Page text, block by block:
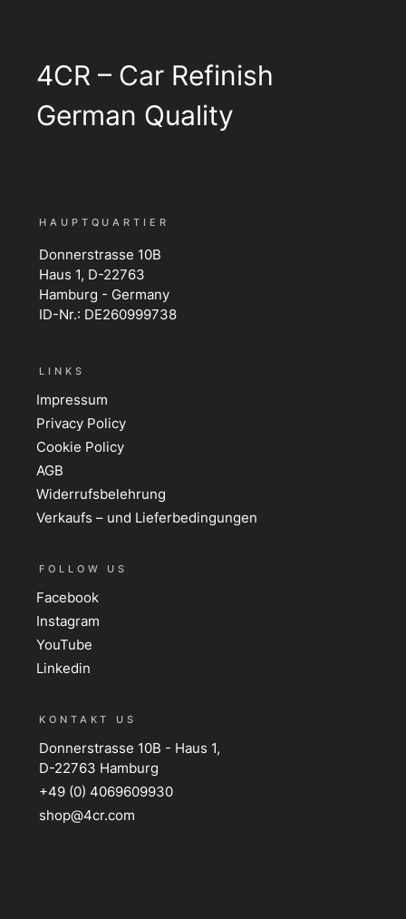
4CR – Car Refinish
German Quality
HAUPTQUARTIER
Donnerstrasse 10B
Haus 1, D-22763
Hamburg - Germany
ID-Nr.: DE260999738
LINKS
Impressum
Privacy Policy
Cookie Policy
AGB
Widerrufsbelehrung
Verkaufs – und Lieferbedingungen
FOLLOW US
Facebook
Instagram
YouTube
Linkedin
KONTAKT US
Donnerstrasse 10B - Haus 1,
D-22763 Hamburg
+49 (0) 4069609930
shop@4cr.com